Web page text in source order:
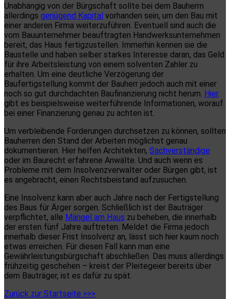
Unabhängig von der Bürgschaft sollte bei dem Bauherrn
allerdings genügend Kapital vorhanden sein, um den Bau mit
einer anderen Firma weiterzuführen. Eventuell sind auch die
vom Bauunternehmer beauftragten Handwerksunternehmen
bereit, das Haus fertigzustellen. Immerhin kennen sie die
Baustelle und haben selber starkes Interesse daran, das Geld
für ihre Arbeitsleistung von einem solventen Zahler zu
erhalten. Um eine deutliche Verzögerung der
Baufertigstellung kommt der Bauherr jedoch auch mit einer
noch so gut durchdachten Baufinanzierung nicht herum. Hier
gibt es beispielsweise weiterführende Informationen, worauf
bei einer Finanzierung genau zu achten ist.
Um verbleibende Forderungen durchsetzen zu können, sollten
Bauherren den Stand der Arbeiten möglichst genau
dokumentieren. Hier helfen Architekten, Sachverständige
oder im Baurecht erfahrene Anwälte. Und auch wenn es
Probleme mit dem Insolvenzverwalter oder Bürgen gibt, ist
es angebracht, einen Rechtsbeistand aufzusuchen.
Eine Insolvenz kann aber auch Jahre nach der Fertigstellung
des Baus für Ärger sorgen. Schließlich ist der Bauträger
verpflichtet, alle Mängel am Haus zu beheben, die innerhalb
der ersten fünf Jahre auftreten. Meldet die Firma jedoch
innerhalb dieser Frist Insolvenz an, lässt sich hier kaum noch
etwas erreichen. Für diesen Fall kann man eine
Gewährleistungsbürgschaft abschließen. Das muss allerdings
frühzeitig geschehen – kreist der Pleitegeier bereits über
dem Bauträger, ist es dafür zu spät.
Zurück zur Startseite >>>